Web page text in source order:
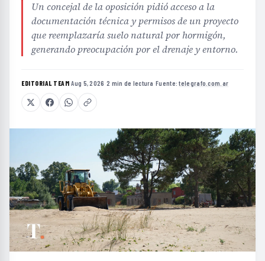
Un concejal de la oposición pidió acceso a la
documentación técnica y permisos de un proyecto
que reemplazaría suelo natural por hormigón,
generando preocupación por el drenaje y entorno.
EDITORIAL TEAM·Aug 5, 2026 ·2 min de lectura ·Fuente:telegrafo.com.ar